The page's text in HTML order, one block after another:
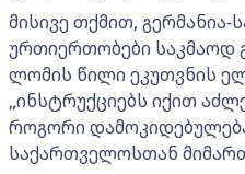
მისივე თქმით,
ურთიერთობები საკმაოდ
ლომის წილი ეკუთვნის
„ინსტრუქციებს იქით
როგორი
საქართველოსთან